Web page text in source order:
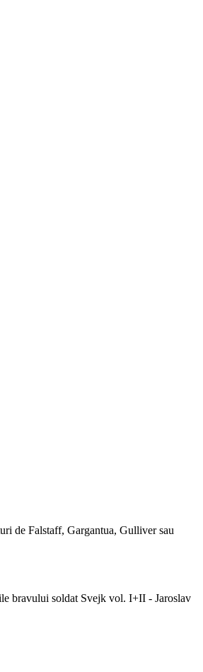
de Falstaff, Gargantua, Gulliver sau
bravului soldat Svejk vol. I+II - Jaroslav